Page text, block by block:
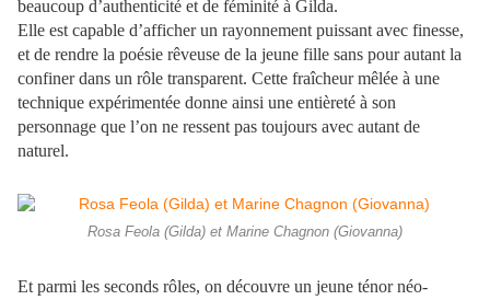
beaucoup d’authenticité et de féminité à Gilda.
Elle est capable d’afficher un rayonnement puissant avec finesse,
et de rendre la poésie rêveuse de la jeune fille sans pour autant la
confiner dans un rôle transparent. Cette fraîcheur mêlée à une
technique expérimentée donne ainsi une entièreté à son
personnage que l’on ne ressent pas toujours avec autant de
naturel.
Rosa Feola (Gilda) et Marine Chagnon (Giovanna)
Et parmi les seconds rôles, on découvre un jeune ténor néo-